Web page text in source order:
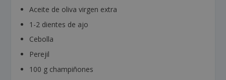
Aceite de oliva virgen extra
1-2 dientes de ajo
Cebolla
Perejil
100 g champiñones